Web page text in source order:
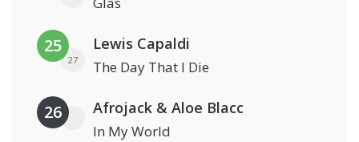
25
27
Lewis Capaldi
The Day That I Die
26 Afrojack & Aloe Blacc
In My World